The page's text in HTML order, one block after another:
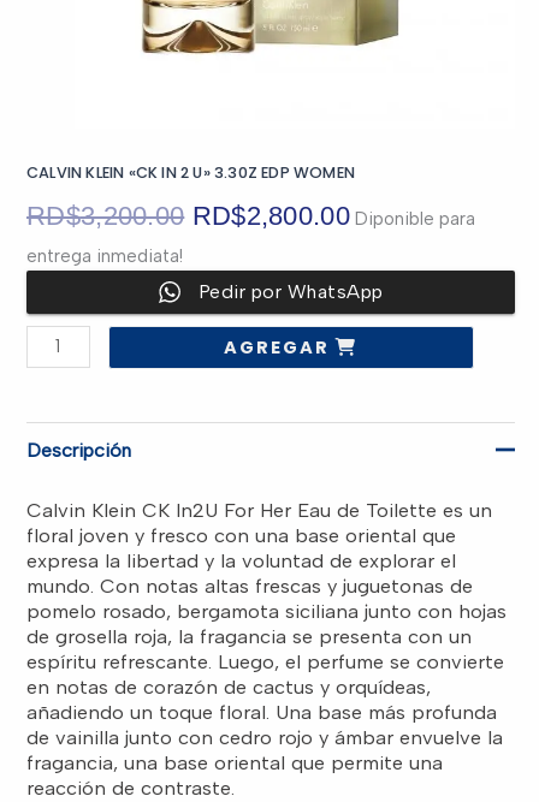
CALVIN KLEIN «CK IN 2 U» 3.30Z EDP WOMEN
RD$3,200.00 El
precio
original
era:
RD$3,200.00.
RD$2,800.00El
precio
actual
es:
RD$2,800.00.
Diponible para
entrega inmediata!
Pedir por WhatsApp
CALVIN
KLEIN
"CK
U"
EDP
WOMEN
AGREGAR
Descripción
Calvin Klein CK In2U For Her Eau de Toilette es un
floral joven y fresco con una base oriental que
expresa la libertad y la voluntad de explorar el
mundo. Con notas altas frescas y juguetonas de
pomelo rosado, bergamota siciliana junto con hojas
de grosella roja, la fragancia se presenta con un
espíritu refrescante. Luego, el perfume se convierte
en notas de corazón de cactus y orquídeas,
añadiendo un toque floral. Una base más profunda
de vainilla junto con cedro rojo y ámbar envuelve la
fragancia, una base oriental que permite una
reacción de contraste.